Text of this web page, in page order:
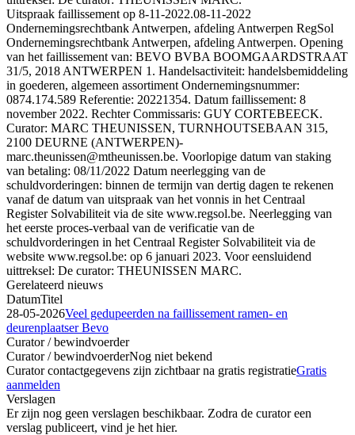
Uitspraak faillissement op 8-11-2022.08-11-2022
Ondernemingsrechtbank Antwerpen, afdeling Antwerpen RegSol
Ondernemingsrechtbank Antwerpen, afdeling Antwerpen. Opening
van het faillissement van: BEVO BVBA BOOMGAARDSTRAAT
31/5, 2018 ANTWERPEN 1. Handelsactiviteit: handelsbemiddeling
in goederen, algemeen assortiment Ondernemingsnummer:
0874.174.589 Referentie: 20221354. Datum faillissement: 8
november 2022. Rechter Commissaris: GUY CORTEBEECK.
Curator: MARC THEUNISSEN, TURNHOUTSEBAAN 315,
2100 DEURNE (ANTWERPEN)-
marc.theunissen@mtheunissen.be. Voorlopige datum van staking
van betaling: 08/11/2022 Datum neerlegging van de
schuldvorderingen: binnen de termijn van dertig dagen te rekenen
vanaf de datum van uitspraak van het vonnis in het Centraal
Register Solvabiliteit via de site www.regsol.be. Neerlegging van
het eerste proces-verbaal van de verificatie van de
schuldvorderingen in het Centraal Register Solvabiliteit via de
website www.regsol.be: op 6 januari 2023. Voor eensluidend
uittreksel: De curator: THEUNISSEN MARC.
Gerelateerd nieuws
DatumTitel
28-05-2026Veel gedupeerden na faillissement ramen- en
deurenplaatser Bevo
Curator / bewindvoerder
Curator / bewindvoerderNog niet bekend
Curator contactgegevens zijn zichtbaar na gratis registratieGratis
aanmelden
Verslagen
Er zijn nog geen verslagen beschikbaar. Zodra de curator een
verslag publiceert, vind je het hier.